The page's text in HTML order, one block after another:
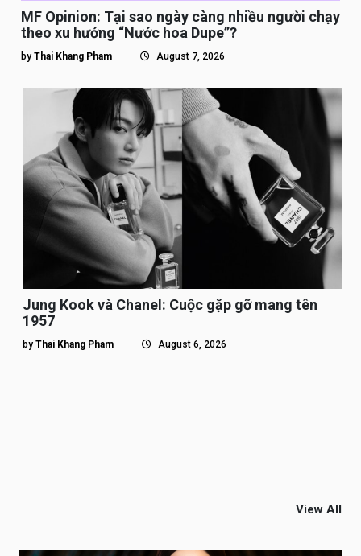
MF Opinion: Tại sao ngày càng nhiều người chạy
theo xu hướng “Nước hoa Dupe”?
by Thai Khang Pham August 7, 2026
Jung Kook và Chanel: Cuộc gặp gỡ mang tên
1957
by Thai Khang Pham August 6, 2026
View All